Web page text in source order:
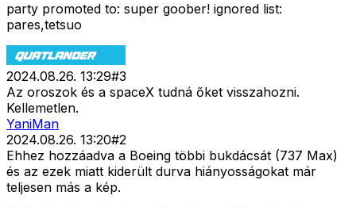
party promoted to: super goober! ignored list:
pares,tetsuo
2024.08.26. 13:29#3
Az oroszok és a spaceX tudná őket visszahozni.
Kellemetlen.
YaniMan
2024.08.26. 13:20#2
Ehhez hozzáadva a Boeing többi bukdácsát (737 Max)
és az ezek miatt kiderült durva hiányosságokat már
teljesen más a kép.